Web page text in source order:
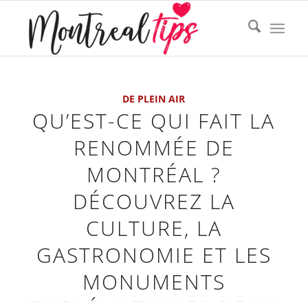
DE PLEIN AIR
QU’EST-CE QUI FAIT LA
RENOMMÉE DE
MONTRÉAL ?
DÉCOUVREZ LA
CULTURE, LA
GASTRONOMIE ET LES
MONUMENTS